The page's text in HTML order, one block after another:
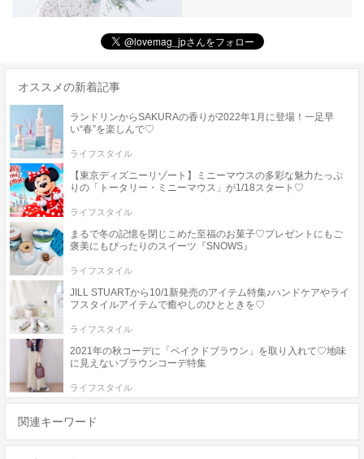
オススメの新着記事
ランドリンからSAKURAの香りが2022年1月に登場！一足早
い“春”を楽しんで♡
ライフスタイル
【東京ディズニーリゾート】ミニーマウスの多彩な魅力たっぷ
りの「トータリー・ミニーマウス」が1/18スタート♡
ライフスタイル
まるで冬の記憶を閉じこめた至福のお菓子♡プレゼントにもご
褒美にもぴったりのスイーツ『SNOWS』
ライフスタイル
JILL STUARTから10/1新発売のアイテム特集♪ハンドケアやライ
フスタイルアイテムで癒やしのひとときを♡
ライフスタイル
2021年の秋コーデに「ベイクドブラウン」を取り入れて♡地味
に見えないブラウンコーデ特集
ライフスタイル
関連キーワード